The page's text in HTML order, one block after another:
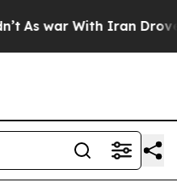
As war With Iran Drove